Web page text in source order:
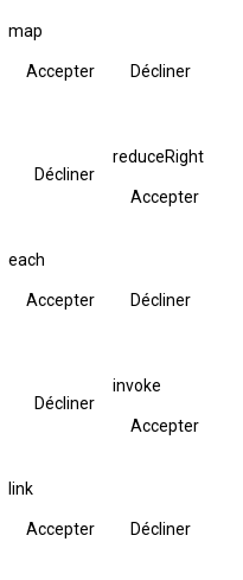
map
Accepter Décliner
Décliner
reduceRight
Accepter
each
Accepter Décliner
Décliner
invoke
Accepter
link
Accepter Décliner